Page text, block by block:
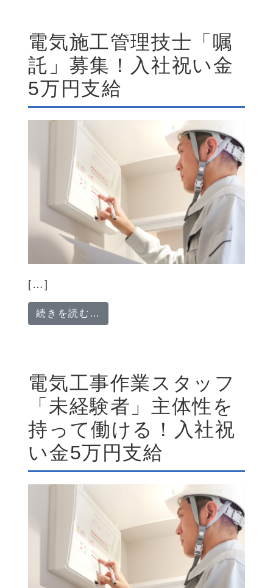
電気施工管理技士「嘱
託」募集！入社祝い金
5万円支給
[…]
続きを読む…
電気工事作業スタッフ
「未経験者」主体性を
持って働ける！入社祝
い金5万円支給